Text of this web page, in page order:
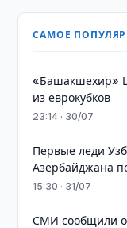
САМОЕ
«Башакшехир»
из еврокубков
23:14 · 30/07
Первые леди
Азербайджана
15:30 · 31/07
СМИ сообщили о